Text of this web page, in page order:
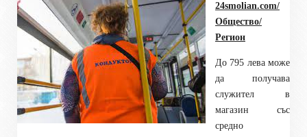
24smolian.com/
Общество/
Регион
До 795 лева може
да получава
служител в
магазин със
средно